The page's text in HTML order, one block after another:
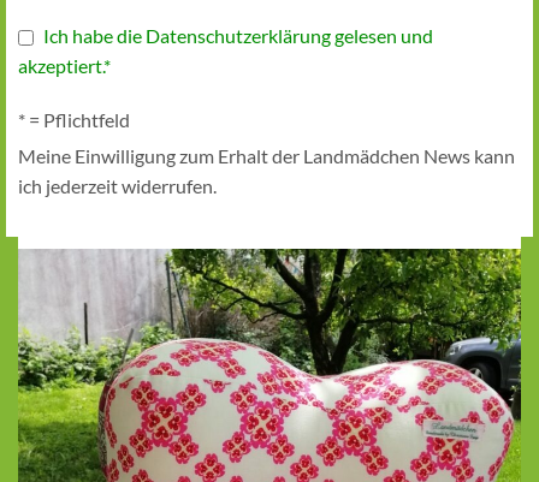
Ich habe die Datenschutzerklärung gelesen und
akzeptiert.*
* = Pflichtfeld
Meine Einwilligung zum Erhalt der Landmädchen News kann
ich jederzeit widerrufen.